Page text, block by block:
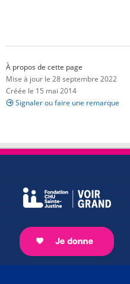
À propos de cette page
Mise à jour le 28 septembre 2022
Créée le 15 mai 2014
Signaler ou faire une remarque